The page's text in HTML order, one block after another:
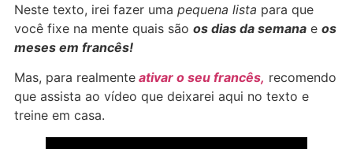
Neste texto, irei fazer uma pequena lista para que
você fixe na mente quais são os dias da semana e os
meses em francês!
Mas, para realmente ativar o seu francês, recomendo
que assista ao vídeo que deixarei aqui no texto e
treine em casa.